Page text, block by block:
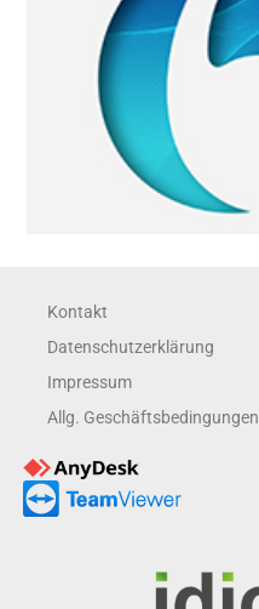
Kontakt
Datenschutzerklärung
Impressum
Allg. Geschäftsbedingungen